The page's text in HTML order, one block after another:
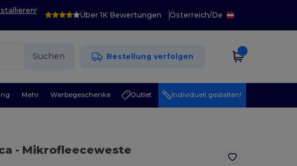
Über 1K Bewertungen Österreich/De
Suchen Bestellung verfolgen
Mehr Werbegeschenke Outlet Individuell gestalten!
- Mikrofleeceweste